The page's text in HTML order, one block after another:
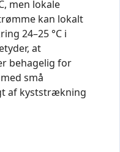
men lokale
kan lokalt
24–25 °C i
at
behagelig for
små
af kyststrækning